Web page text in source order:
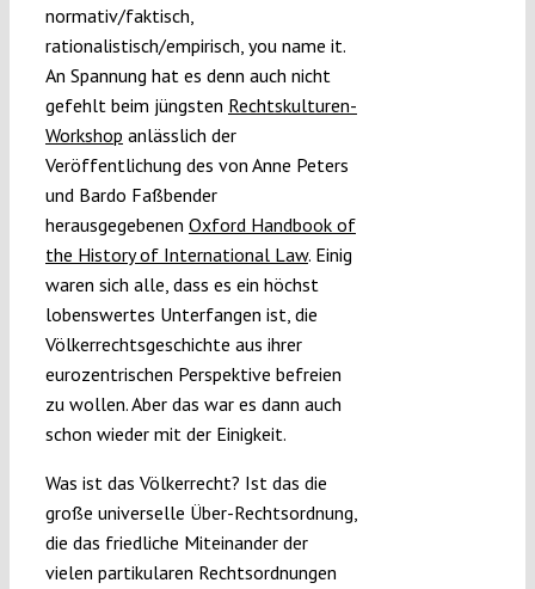
normativ/faktisch,
rationalistisch/empirisch, you name it.
An Spannung hat es denn auch nicht
gefehlt beim jüngsten Rechtskulturen-
Workshop anlässlich der
Veröffentlichung des von Anne Peters
und Bardo Faßbender
herausgegebenen Oxford Handbook of
the History of International Law. Einig
waren sich alle, dass es ein höchst
lobenswertes Unterfangen ist, die
Völkerrechtsgeschichte aus ihrer
eurozentrischen Perspektive befreien
zu wollen. Aber das war es dann auch
schon wieder mit der Einigkeit.
Was ist das Völkerrecht? Ist das die
große universelle Über-Rechtsordnung,
die das friedliche Miteinander der
vielen partikularen Rechtsordnungen